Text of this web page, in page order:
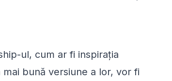
ul, cum ar fi inspirația
bună versiune a lor, vor fi